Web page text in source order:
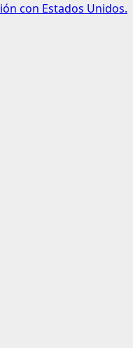
con Estados Unidos.